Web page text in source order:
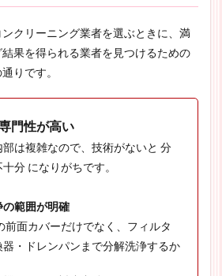
クリーニング業者を選ぶときに、満
果を得られる業者を見つけるための
りです。
門性が高い
部は複雑なので、技術がないと 分
分 になりがちです。
範囲が明確
面カバーだけでなく、フィルタ
器・ドレンパンまで分解洗浄するか